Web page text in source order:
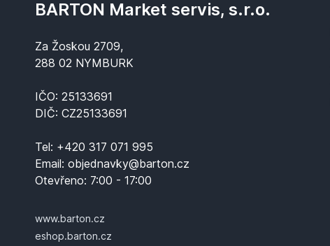
BARTON Market servis, s.r.o.
Za Žoskou 2709,
288 02 NYMBURK
IČO: 25133691
DIČ: CZ25133691
Tel: +420 317 071 995
Email: objednavky@barton.cz
Otevřeno: 7:00 - 17:00
www.barton.cz
eshop.barton.cz